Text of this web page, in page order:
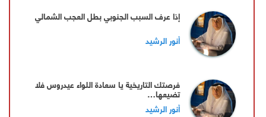
إذا عرف السبب الجنوبي بطل العجب الشمالي
أنور الرشيد
فرصتك التاريخية يا سعادة اللواء عيدروس فلا
تضيعها…
أنور الرشيد